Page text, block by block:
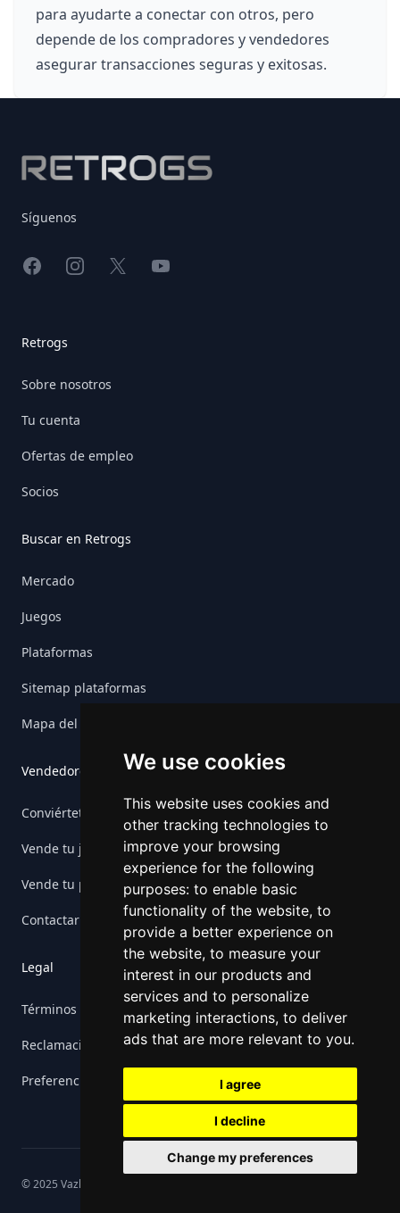
We use cookies
This website uses cookies and
other tracking technologies to
improve your browsing
experience for the following
purposes: to enable basic
functionality of the website, to
provide a better experience on
the website, to measure your
interest in our products and
services and to personalize
marketing interactions, to deliver
ads that are more relevant to you.
I agree
I decline
Change my preferences
para ayudarte a conectar con otros, pero
depende de los compradores y vendedores
asegurar transacciones seguras y exitosas.
Síguenos
FacebookInstagram
X YouTube
Retrogs
Sobre nosotros
Tu cuenta
Ofertas de empleo
Socios
Buscar en Retrogs
Mercado
Juegos
Plataformas
Sitemap plataformas
Mapa del sitio del juego
Vendedores
Conviértete en vendedor
Vende tu juego
Vende tu plataforma
Contactar Retrogs
Legal
Términos
Reclamaciones
Preferencias de cookies
© 2025 Vazkoger S.L. Todos los derechos reservados.